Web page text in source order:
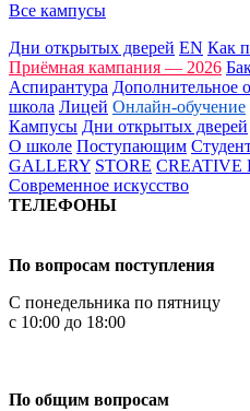
Все кампусы
Дни открытых дверей EN Как
Приёмная кампания — 2026
Аспирантура Дополнительное
школа Лицей Онлайн-обучение
Кампусы Дни открытых дверей
О школе Поступающим
GALLERY STORE CREATIVE
Современное искусство
ТЕЛЕФОНЫ
По вопросам поступления
С понедельника по пятницу
с 10:00 до 18:00
По общим вопросам